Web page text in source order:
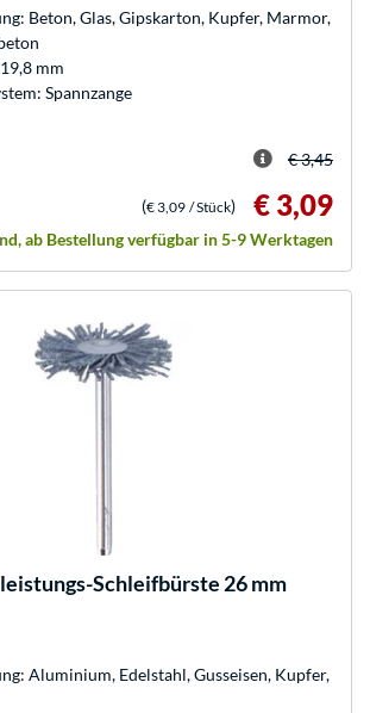
Beton, Glas, Gipskarton, Kupfer, Marmor,
mm
Spannzange
€ 3,45
(€ 3,09 / Stück) € 3,09
ab Bestellung verfügbar in 5-9 Werktagen
Schleifbürste 26 mm
Aluminium, Edelstahl, Gusseisen, Kupfer,